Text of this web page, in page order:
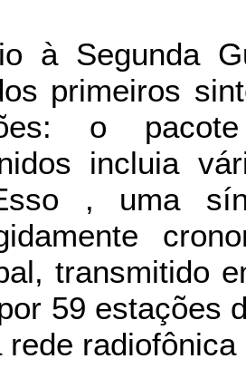
à Segunda
primeiros
o
incluia
, uma
transmitido
59 estações
rede radiofônica